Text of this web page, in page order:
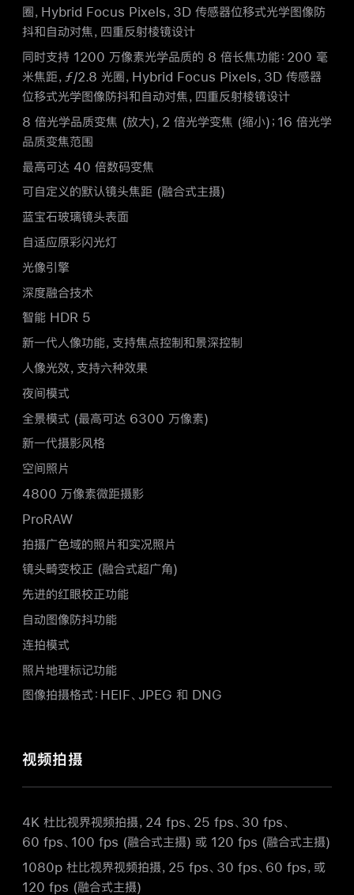
圈，Hybrid Focus Pixels，3D 传感器位移式光学图像防
抖和自动对焦，四重反射棱镜设计
同时支持 1200 万像素光学品质的 8 倍长焦功能：200 毫
米焦距，ƒ/2.8 光圈，Hybrid Focus Pixels，3D 传感器
位移式光学图像防抖和自动对焦，四重反射棱镜设计
8 倍光学品质变焦 (放大)，2 倍光学变焦 (缩小)；16 倍光学
品质变焦范围
最高可达 40 倍数码变焦
可自定义的默认镜头焦距 (融合式主摄)
蓝宝石玻璃镜头表面
自适应原彩闪光灯
光像引擎
深度融合技术
智能 HDR 5
新一代人像功能，支持焦点控制和景深控制
人像光效，支持六种效果
夜间模式
全景模式 (最高可达 6300 万像素)
新一代摄影风格
空间照片
4800 万像素微距摄影
ProRAW
拍摄广色域的照片和实况照片
镜头畸变校正 (融合式超广角)
先进的红眼校正功能
自动图像防抖功能
连拍模式
照片地理标记功能
图像拍摄格式：HEIF、JPEG 和 DNG
视频拍摄
4K 杜比视界视频拍摄，24 fps、25 fps、30 fps、
60 fps、100 fps (融合式主摄) 或 120 fps (融合式主摄)
1080p 杜比视界视频拍摄，25 fps、30 fps、60 fps，或
120 fps (融合式主摄)